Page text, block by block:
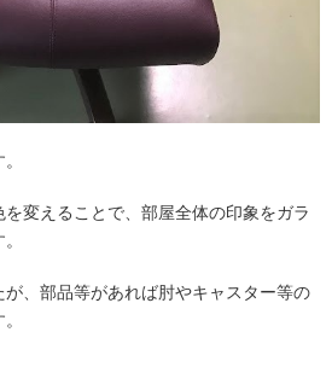
変えることで、部屋全体の印象をガラ
、部品等があれば肘やキャスター等の